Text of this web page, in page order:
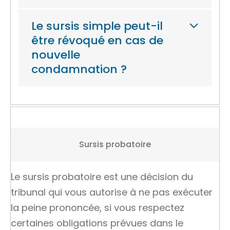
Le sursis simple peut-il
être révoqué en cas de
nouvelle
condamnation ?
Sursis probatoire
Le sursis probatoire est une décision du
tribunal qui vous autorise à ne pas exécuter
la peine prononcée, si vous respectez
certaines obligations prévues dans le